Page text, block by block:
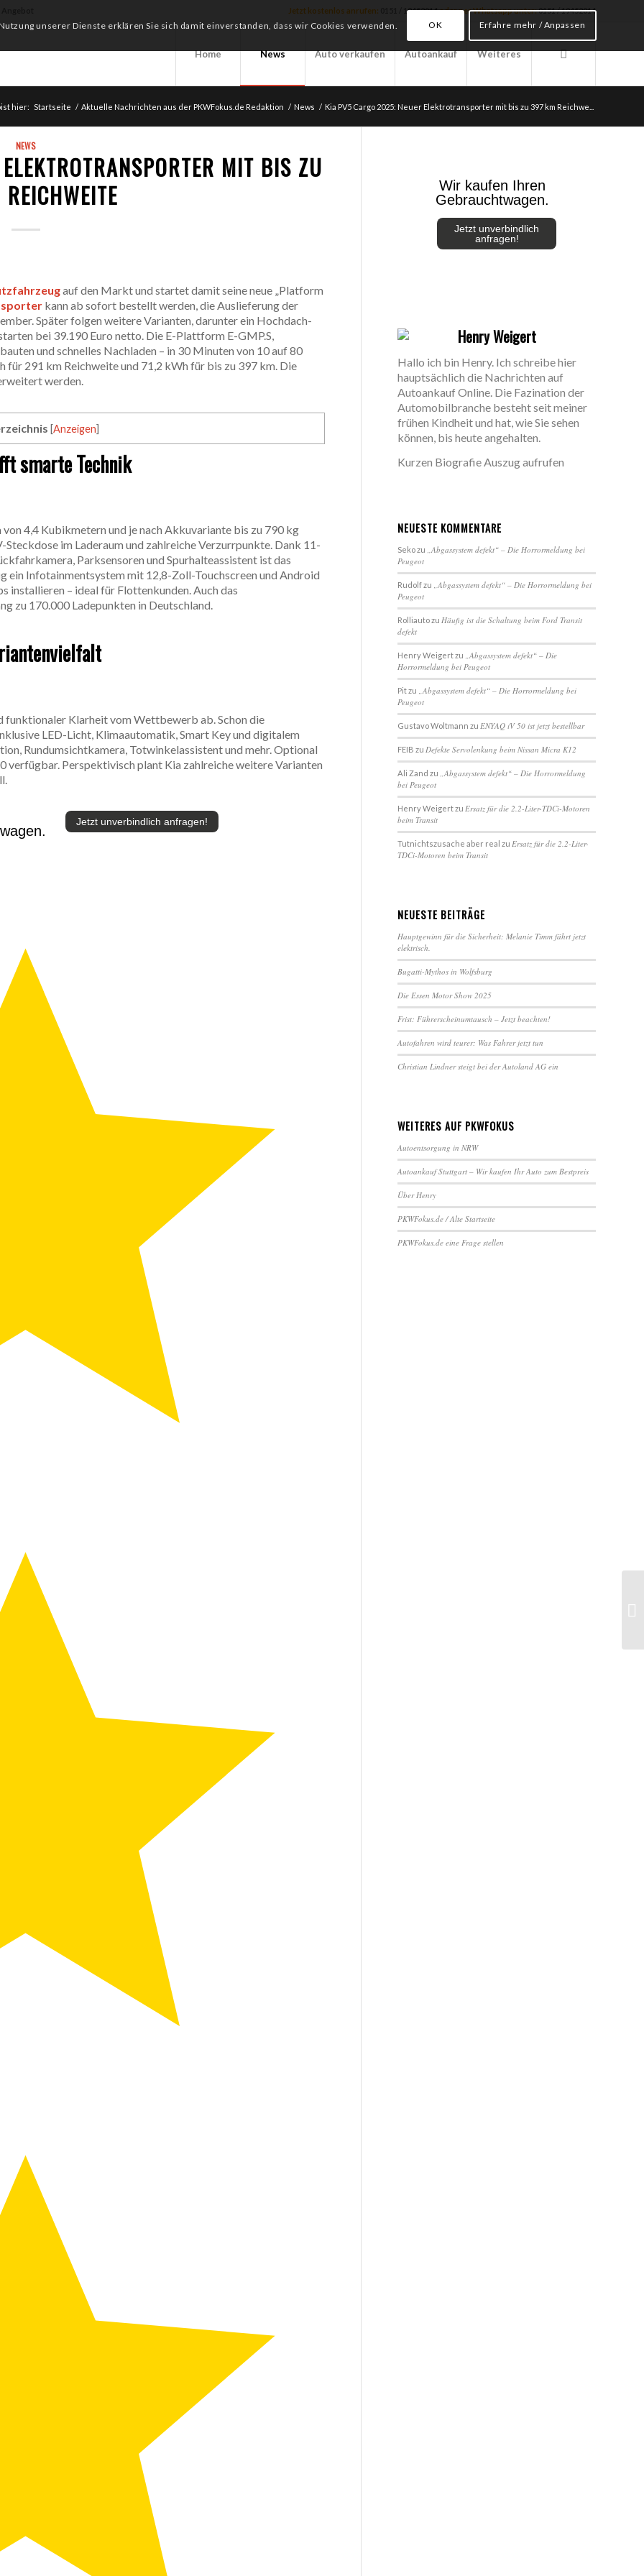
Jetzt kostenlos anrufen: 0151 / 19452014oder per Whatsapp unter:0151 / 19452014
Home News Auto verkaufen Autoankauf Weiteres
hier: Startseite / Aktuelle Nachrichten aus der PKWFokus.de Redaktion / News / Kia PV5 Cargo 2025: Neuer Elektrotransporter mit bis zu 397 km Reichwe...
NEWS
MIT BIS ZU
auf den Markt und startet damit seine neue „Platform
kann ab sofort bestellt werden, die Auslieferung der
Später folgen weitere Varianten, darunter ein Hochdach-
bei 39.190 Euro netto. Die E-Plattform E-GMP.S,
und schnelles Nachladen – in 30 Minuten von 10 auf 80
291 km Reichweite und 71,2 kWh für bis zu 397 km. Die
werden.
[Anzeigen]
smarte Technik
von 4,4 Kubikmetern und je nach Akkuvariante bis zu 790 kg
im Laderaum und zahlreiche Verzurrpunkte. Dank 11-
Parksensoren und Spurhalteassistent ist das
ein Infotainmentsystem mit 12,8-Zoll-Touchscreen und Android
installieren – ideal für Flottenkunden. Auch das
zu 170.000 Ladepunkten in Deutschland.
Klarheit vom Wettbewerb ab. Schon die
LED-Licht, Klimaautomatik, Smart Key und digitalem
Rundumsichtkamera, Totwinkelassistent und mehr. Optional
verfügbar. Perspektivisch plant Kia zahlreiche weitere Varianten
Jetzt unverbindlich anfragen!
Wir kaufen Ihren
Gebrauchtwagen.
Jetzt unverbindlich
anfragen!
Henry Weigert
Hallo ich bin Henry. Ich schreibe hier
hauptsächlich die Nachrichten auf
Autoankauf Online. Die Fazination der
Automobilbranche besteht seit meiner
frühen Kindheit und hat, wie Sie sehen
können, bis heute angehalten.
Kurzen Biografie Auszug aufrufen
NEUESTE KOMMENTARE
Sekozu
„Abgassystem defekt“ – Die Horrormeldung bei
Peugeot
Rudolfzu
„Abgassystem defekt“ – Die Horrormeldung bei
Peugeot
Rolliautozu Häufig ist die Schaltung beim Ford Transit
defekt
Henry Weigertzu
„Abgassystem defekt“ – Die
Horrormeldung bei Peugeot
Pitzu
„Abgassystem defekt“ – Die Horrormeldung bei
Peugeot
Gustavo Woltmann zu ENYAQ iV 50 ist jetzt bestellbar
FEIB zu Defekte Servolenkung beim Nissan Micra K12
Ali Zand zu
„Abgassystem defekt“ – Die Horrormeldung
bei Peugeot
Henry Weigertzu Ersatz für die 2.2-Liter-TDCi-Motoren
beim Transit
Tutnichtszusache aber real zu Ersatz für die 2.2-Liter-
TDCi-Motoren beim Transit
NEUESTE BEITRÄGE
Hauptgewinn für die Sicherheit: Melanie Timm fährt jetzt
elektrisch.
Bugatti-Mythos in Wolfsburg
Die Essen Motor Show 2025
Frist: Führerscheinumtausch – Jetzt beachten!
Autofahren wird teurer: Was Fahrer jetzt tun
Christian Lindner steigt bei der Autoland AG ein
WEITERES AUF PKWFOKUS
Autoentsorgung in NRW
Autoankauf Stuttgart – Wir kaufen Ihr Auto zum Bestpreis
Über Henry
PKWFokus.de / Alte Startseite
PKWFokus.de eine Frage stellen
unserer Dienste erklären Sie sich damit einverstanden, dass wir Cookies verwenden. OK Erfahre mehr / Anpassen